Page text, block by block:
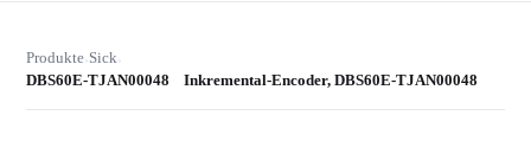
Produkte›Sick›
DBS60E-TJAN00048 Inkremental-Encoder, DBS60E-TJAN00048